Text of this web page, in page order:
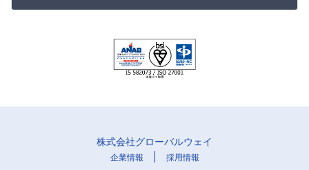
株式会社グローバルウェイ
企業情報 採用情報